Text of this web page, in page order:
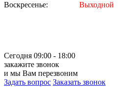
Воскресенье:
Выходной
Сегодня 09:00 - 18:00
закажите звонок
и мы Вам перезвоним
Задать вопрос Заказать звонок